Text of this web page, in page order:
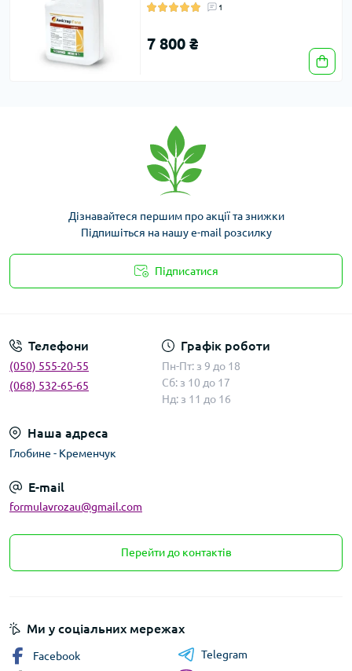
1
7 800 ₴
Дізнавайтеся першим про акції та знижки
Підпишіться на нашу e-mail розсилку
Підписатися
Телефони
(050) 555-20-55
(068) 532-65-65
Графік роботи
Пн-Пт: з 9 до 18
Сб: з 10 до 17
Нд: з 11 до 16
Наша адреса
Глобине - Кременчук
E-mail
formulavrozau@gmail.com
Перейти до контактів
Ми у соціальних мережах
Facebook
Telegram